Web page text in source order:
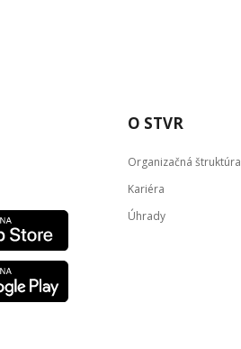
O STVR
Organizačná štruktúra
Kariéra
Úhrady